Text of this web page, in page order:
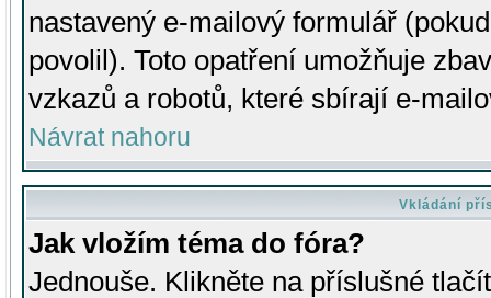
nastavený e-mailový formulář
povolil). Toto opatření umožňuje
vzkazů a robotů, které sbírají e-
Návrat nahoru
Vkládání
Jak vložím téma do fóra?
Jednouše. Klikněte na příslušné